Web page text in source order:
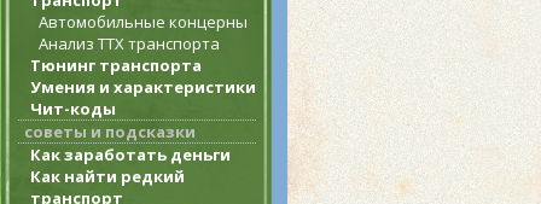
Автомобильные концерны
Анализ ТТХ транспорта
Тюнинг транспорта
Умения и характеристики
Чит-коды
советы и подсказки
Как заработать деньги
Как найти редкий
транспорт